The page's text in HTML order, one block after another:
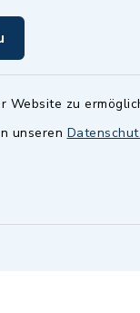
zu
unseren